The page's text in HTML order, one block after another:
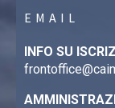
EMAIL
INFO SU